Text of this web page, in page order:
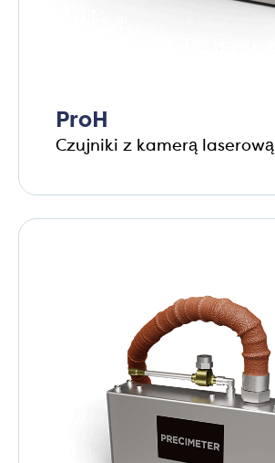
ProH
Czujniki z kamerą laserową